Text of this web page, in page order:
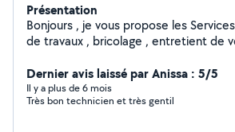
Présentation
Bonjours , je vous propose les
de travaux , bricolage , entretient de
Dernier avis laissé par Anissa : 5/5
Il y a plus de 6 mois
Très bon technicien et très gentil